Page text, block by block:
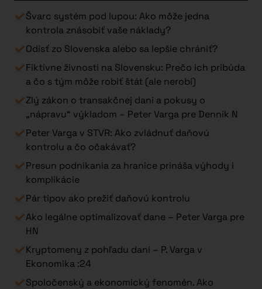
Švarc systém pod lupou: Ako môže jedna
kontrola znásobiť vaše náklady?
Odísť zo Slovenska alebo sa lepšie chrániť?
Fiktívne živnosti na Slovensku: Prečo ich pribúda
a čo s tým môže robiť štát (ale nerobí)
Zlý zákon o transakčnej dani a pokusy o
„nápravu“ výkladom – Peter Varga pre Denník N
Peter Varga v STVR: Ako zvládnuť daňovú
kontrolu a čo očakávať?
Presun podnikania za hranice prináša výhody i
komplikácie
Pár tipov ako prežiť daňovú kontrolu
Ako legálne optimalizovať dane – Peter Varga pre
HN
Kryptomeny z pohľadu daní – P. Varga v
Ekonomika :24
Spoločenský a ekonomický fenomén. Ako